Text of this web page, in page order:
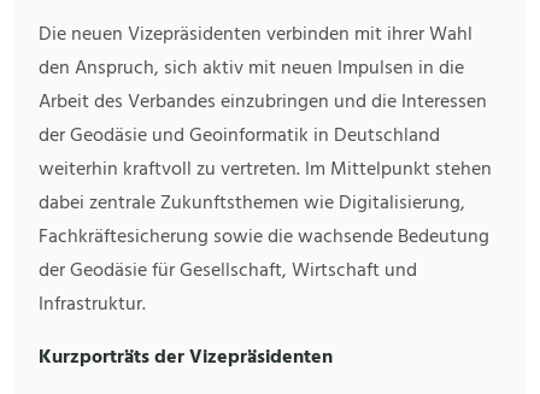
Die neuen Vizepräsidenten verbinden mit ihrer Wahl
den Anspruch, sich aktiv mit neuen Impulsen in die
Arbeit des Verbandes einzubringen und die Interessen
der Geodäsie und Geoinformatik in Deutschland
weiterhin kraftvoll zu vertreten. Im Mittelpunkt stehen
dabei zentrale Zukunftsthemen wie Digitalisierung,
Fachkräftesicherung sowie die wachsende Bedeutung
der Geodäsie für Gesellschaft, Wirtschaft und
Infrastruktur.
Kurzporträts der Vizepräsidenten